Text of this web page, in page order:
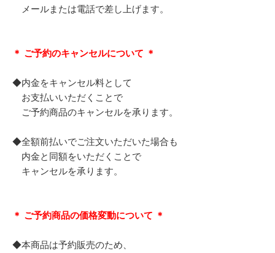
メールまたは電話で差し上げます。
＊ ご予約のキャンセルについて ＊
◆内金をキャンセル料として
お支払いいただくことで
ご予約商品のキャンセルを承ります。
◆全額前払いでご注文いただいた場合も
内金と同額をいただくことで
キャンセルを承ります。
＊ ご予約商品の価格変動について ＊
◆本商品は予約販売のため、